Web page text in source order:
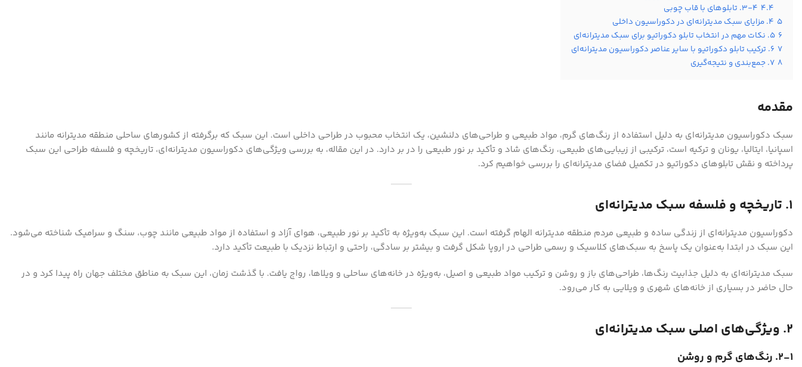
4.4 ۳-۴. تابلوهای با قاب چوبی
5 ۴. مزایای سبک مدیترانه‌ای در دکوراسیون داخلی
6 ۵. نکات مهم در انتخاب تابلو دکوراتیو برای سبک مدیترانه‌ای
7 ۶. ترکیب تابلو دکوراتیو با سایر عناصر دکوراسیون مدیترانه‌ای
8 ۷. جمع‌بندی و نتیجه‌گیری
مقدمه
سبک دکوراسیون مدیترانه‌ای به دلیل استفاده از رنگ‌های گرم، مواد طبیعی و طراحی‌های دلنشین، یک انتخاب محبوب در طراحی داخلی است. این سبک که برگرفته از کشورهای ساحلی منطقه مدیترانه مانند
اسپانیا، ایتالیا، یونان و ترکیه است، ترکیبی از زیبایی‌های طبیعی، رنگ‌های شاد و تأکید بر نور طبیعی را در بر دارد. در این مقاله، به بررسی ویژگی‌های دکوراسیون مدیترانه‌ای، تاریخچه و فلسفه طراحی این سبک
پرداخته و نقش تابلوهای دکوراتیو در تکمیل فضای مدیترانه‌ای را بررسی خواهیم کرد.
۱. تاریخچه و فلسفه سبک مدیترانه‌ای
دکوراسیون مدیترانه‌ای از زندگی ساده و طبیعی مردم منطقه مدیترانه الهام گرفته است. این سبک به‌ویژه به تأکید بر نور طبیعی، هوای آزاد و استفاده از مواد طبیعی مانند چوب، سنگ و سرامیک شناخته می‌شود.
این سبک در ابتدا به‌عنوان یک پاسخ به سبک‌های کلاسیک و رسمی طراحی در اروپا شکل گرفت و بیشتر بر سادگی، راحتی و ارتباط نزدیک با طبیعت تأکید دارد.
سبک مدیترانه‌ای به دلیل جذابیت رنگ‌ها، طراحی‌های باز و روشن و ترکیب مواد طبیعی و اصیل، به‌ویژه در خانه‌های ساحلی و ویلاها، رواج یافت. با گذشت زمان، این سبک به مناطق مختلف جهان راه پیدا کرد و در
حال حاضر در بسیاری از خانه‌های شهری و ویلایی به کار می‌رود.
۲. ویژگی‌های اصلی سبک مدیترانه‌ای
۲-۱. رنگ‌های گرم و روشن